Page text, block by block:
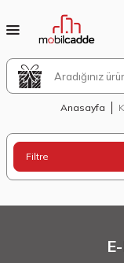
Anasayfa
Filtre